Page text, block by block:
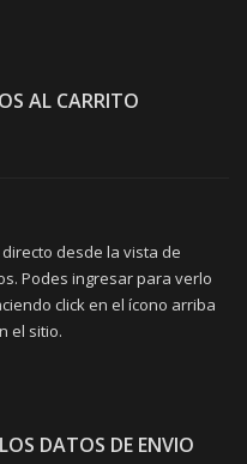
AL CARRITO
desde la vista de
Podes ingresar para verlo
click en el ícono arriba
el sitio.
DATOS DE ENVIO